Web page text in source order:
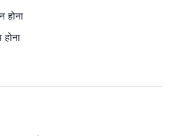
होना
होना